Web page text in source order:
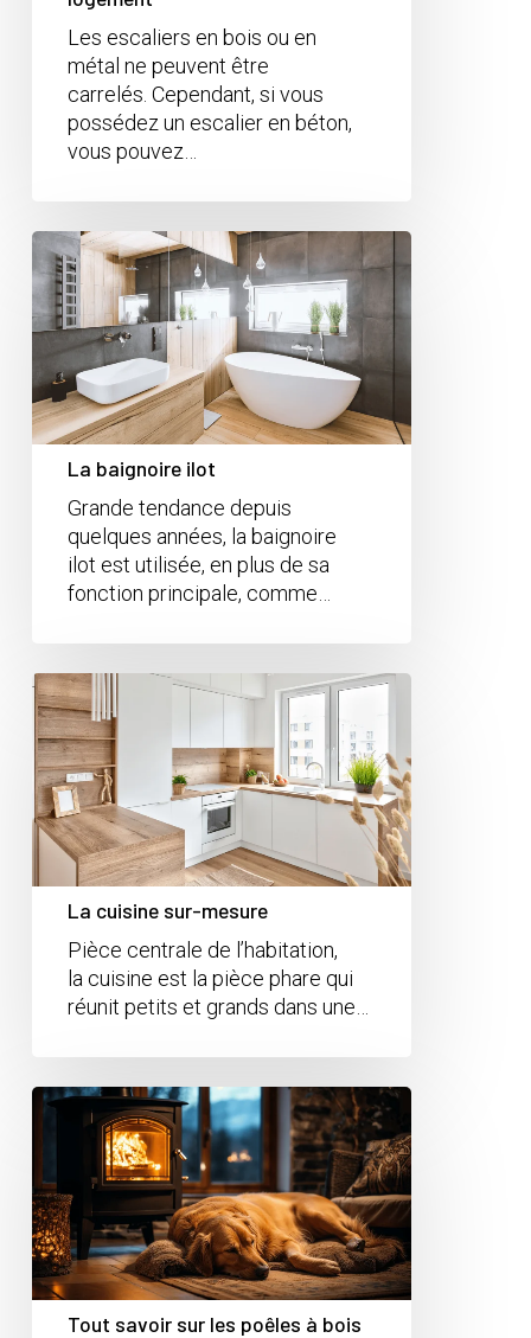
Les escaliers en bois ou en
métal ne peuvent être
carrelés. Cependant, si vous
possédez un escalier en béton,
vous pouvez…
La baignoire ilot
Grande tendance depuis
quelques années, la baignoire
ilot est utilisée, en plus de sa
fonction principale, comme…
La cuisine sur-mesure
Pièce centrale de l’habitation,
la cuisine est la pièce phare qui
réunit petits et grands dans une…
Tout savoir sur les poêles à bois